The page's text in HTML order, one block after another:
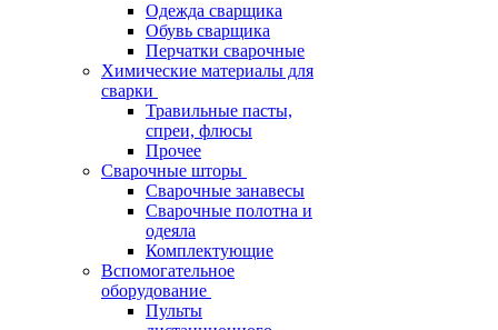
Одежда сварщика
Обувь сварщика
Перчатки сварочные
Химические материалы для
сварки
Травильные пасты,
спреи, флюсы
Прочее
Сварочные шторы
Сварочные занавесы
Сварочные полотна и
одеяла
Комплектующие
Вспомогательное
оборудование
Пульты